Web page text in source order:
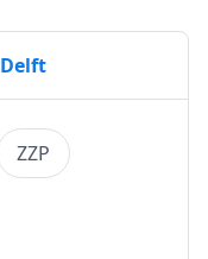
ZZP